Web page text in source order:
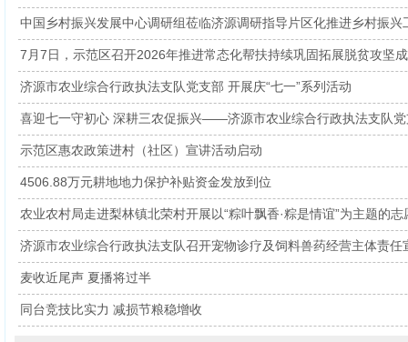
中国乡村振兴发展中心调研组莅临济源调研指导片区化推进乡村振兴
7月7日，示范区召开2026年推进常态化帮扶持续巩固拓展脱贫攻坚
济源市农业综合行政执法支队党支部 开展庆“七一”系列活动
喜迎七一守初心 深耕三农促振兴——济源市农业综合行政执法支队党
示范区惠农政策进村（社区）宣讲活动启动
4506.88万元耕地地力保护补贴资金发放到位
农业农村局走进梨林镇北荣村开展以“粽叶飘香·粽是情谊”为主题的
济源市农业综合行政执法支队召开宠物诊疗及饲料兽药经营主体责任
麦收近尾声 夏播将过半
同台竞技比实力 减损节粮稳增收